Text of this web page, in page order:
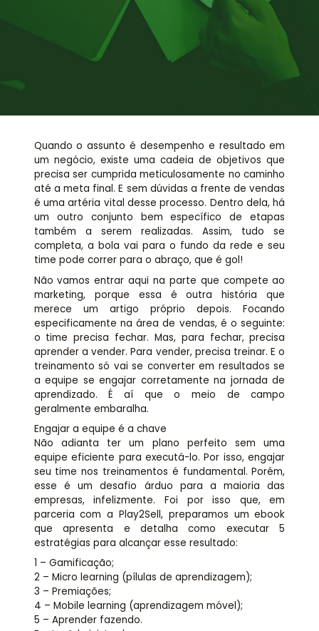
Links Úteis
Quando o assunto é desempenho e resultado em
um negócio, existe uma cadeia de objetivos que
precisa ser cumprida meticulosamente no caminho
até a meta final. E sem dúvidas a frente de vendas
é uma artéria vital desse processo. Dentro dela, há
um outro conjunto bem específico de etapas
também a serem realizadas. Assim, tudo se
completa, a bola vai para o fundo da rede e seu
time pode correr para o abraço, que é gol!
Não vamos entrar aqui na parte que compete ao
marketing, porque essa é outra história que
merece um artigo próprio depois. Focando
especificamente na área de vendas, é o seguinte:
o time precisa fechar. Mas, para fechar, precisa
aprender a vender. Para vender, precisa treinar. E o
treinamento só vai se converter em resultados se
a equipe se engajar corretamente na jornada de
aprendizado. É aí que o meio de campo
geralmente embaralha.
Engajar a equipe é a chave
Não adianta ter um plano perfeito sem uma
equipe eficiente para executá-lo. Por isso, engajar
seu time nos treinamentos é fundamental. Porém,
esse é um desafio árduo para a maioria das
empresas, infelizmente. Foi por isso que, em
parceria com a Play2Sell, preparamos um ebook
que apresenta e detalha como executar 5
estratégias para alcançar esse resultado:
1 – Gamificação;
2 – Micro learning (pílulas de aprendizagem);
3 – Premiações;
4 – Mobile learning (aprendizagem móvel);
5 – Aprender fazendo.